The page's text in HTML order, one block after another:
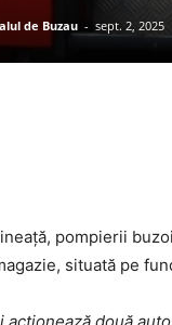
de Buzau - sept. 2, 2025
pompierii
situată pe